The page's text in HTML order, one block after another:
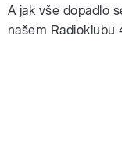
A jak vše dopadlo
našem Radioklubu